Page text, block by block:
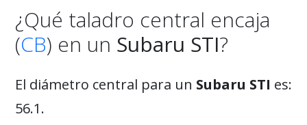
¿Qué taladro central encaja
(CB) en un Subaru STI?
El diámetro central para un Subaru STI es:
56.1.